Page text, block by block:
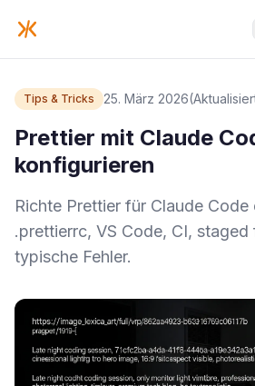
Tips & Tricks 25. März 2026
Prettier mit Claude
konfigurieren
Richte Prettier für Claude Code
.prettierrc, VS Code, CI,
typische Fehler.